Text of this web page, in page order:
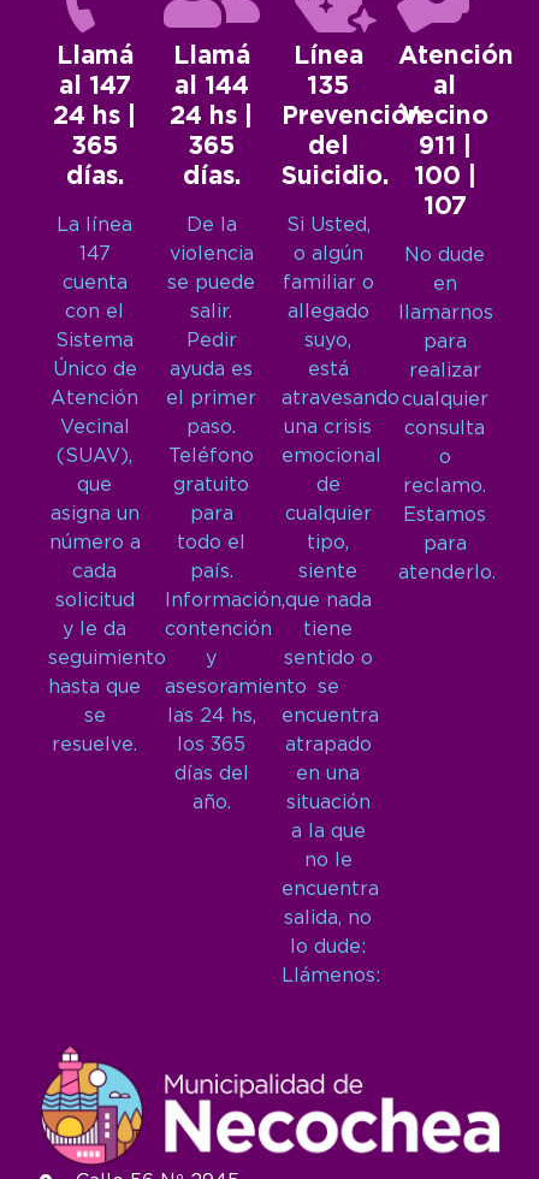
Llamá
al 147
24 hs |
365
días.
La línea
147
cuenta
con el
Sistema
Único de
Atención
Vecinal
(SUAV),
que
asigna un
número a
cada
solicitud
y le da
seguimiento
hasta que
se
resuelve.
Llamá
al 144
24 hs |
365
días.
De la
violencia
se puede
salir.
Pedir
ayuda es
el primer
paso.
Teléfono
gratuito
para
todo el
país.
Información,
contención
y
asesoramiento
las 24 hs,
los 365
días del
año.
Línea
135
Prevención
del
Suicidio.
Si Usted,
o algún
familiar o
allegado
suyo,
está
atravesando
una crisis
emocional
de
cualquier
tipo,
siente
que nada
tiene
sentido o
se
encuentra
atrapado
en una
situación
a la que
no le
encuentra
salida, no
lo dude:
Llámenos:
Atención
al
Vecino
911 |
100 |
107
No dude
en
llamarnos
para
realizar
cualquier
consulta
o
reclamo.
Estamos
para
atenderlo.